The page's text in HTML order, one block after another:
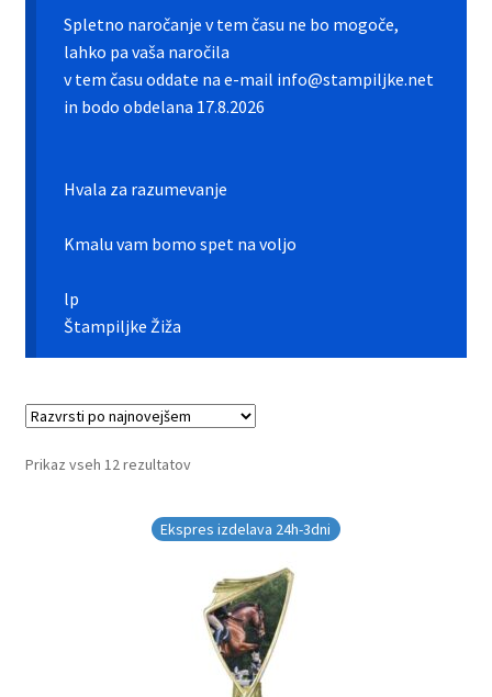
Galerija športnih vstavkov
Hitra izdelava pokalov, medalj, plaket
Košarica
Moj profil
Pokali.net Kontakt
Zaključek nakupa
Spletno naročanje v tem času ne bo mogoče,
lahko pa vaša naročila
v tem času oddate na e-mail info@stampiljke.net
in bodo obdelana 17.8.2026
Hvala za razumevanje
Kmalu vam bomo spet na voljo
lp
Štampiljke Žiža
Prikaz vseh 12 rezultatovRazvrščeno
Ekspres izdelava 24h-3dni